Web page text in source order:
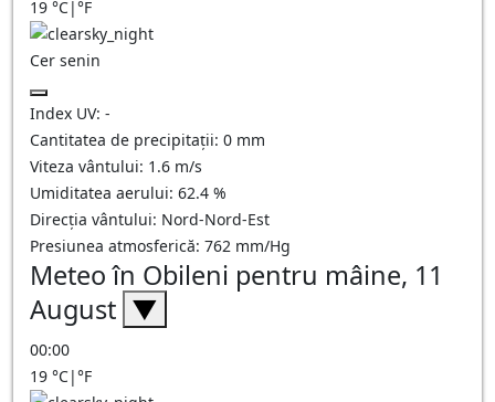
19 °C|°F
Cer senin
Index UV: -
Cantitatea de precipitații: 0 mm
Viteza vântului: 1.6 m/s
Umiditatea aerului: 62.4 %
Direcția vântului: Nord-Nord-Est
Presiunea atmosferică: 762 mm/Hg
Meteo în Obileni pentru mâine, 11
August ▼
00:00
19 °C|°F